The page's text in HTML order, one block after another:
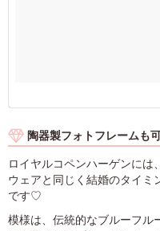
陶器製フォトフレームも
ロイヤルコペンハーゲンには
ウェアと同じく結婚のタイミ
です♡
模様は、伝統的なブルーフル